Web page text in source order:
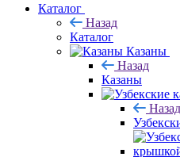
Каталог
Назад
Каталог
Казаны
Назад
Казаны
Назад